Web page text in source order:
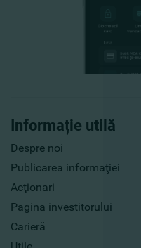
Informație utilă
Despre noi
Publicarea informaţiei
Acţionari
Pagina investitorului
Carieră